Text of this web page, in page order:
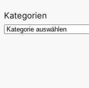
Kategorien